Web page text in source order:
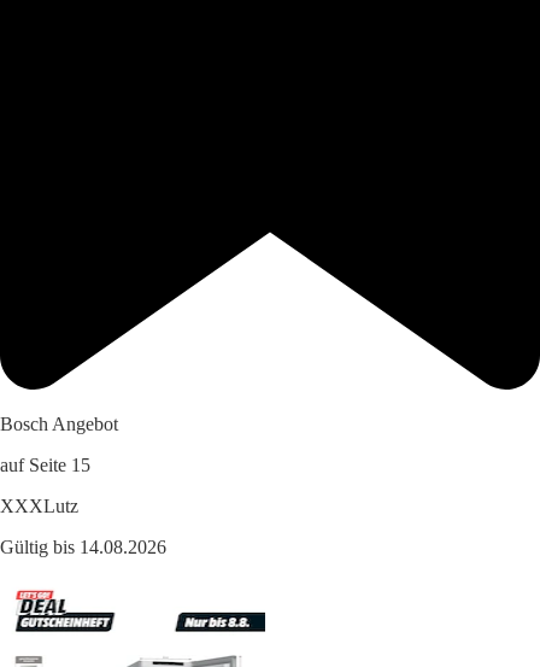
Bosch Angebot
auf Seite 15
XXXLutz
Gültig bis 14.08.2026